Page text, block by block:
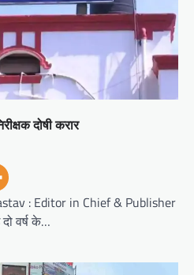
दोषी करार
: Editor in Chief & Publisher
वर्ष के…